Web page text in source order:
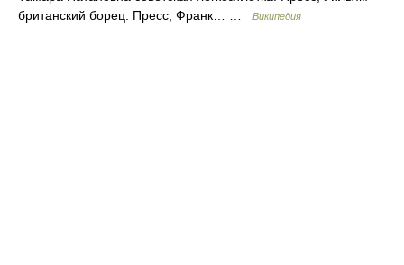
британский борец. Пресс, Франк… …
Википедия